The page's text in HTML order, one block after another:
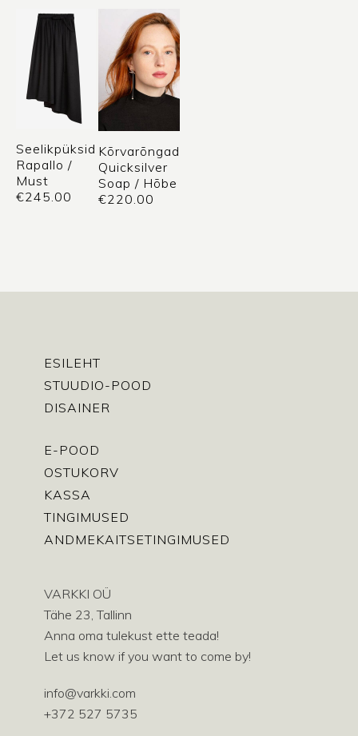
Seelikpüksid
Rapallo /
Must
€245.00
Kõrvarõngad
Quicksilver
Soap / Hõbe
€220.00
ESILEHT
STUUDIO-POOD
DISAINER
E-POOD
OSTUKORV
KASSA
TINGIMUSED
ANDMEKAITSETINGIMUSED
VARKKI OÜ
Tähe 23, Tallinn
Anna oma tulekust ette teada!
Let us know if you want to come by!
info@varkki.com
+372 527 5735